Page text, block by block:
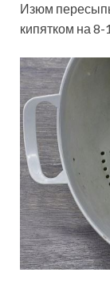
Изюм
кипятком на 8-